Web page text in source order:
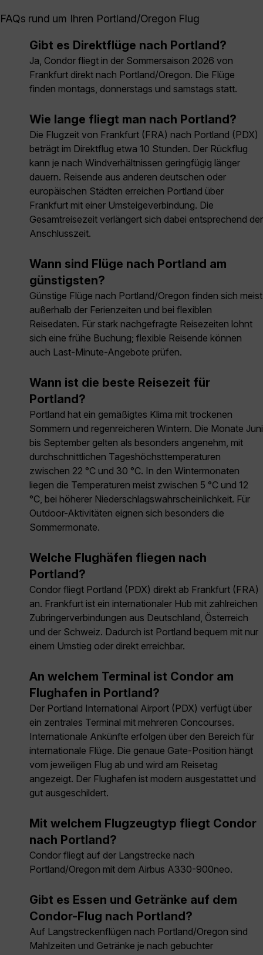
FAQs rund um Ihren Portland/Oregon Flug
Gibt es Direktflüge nach Portland?
Ja, Condor fliegt in der Sommersaison 2026 von
Frankfurt direkt nach Portland/Oregon. Die Flüge
finden montags, donnerstags und samstags statt.
Wie lange fliegt man nach Portland?
Die Flugzeit von Frankfurt (FRA) nach Portland (PDX)
beträgt im Direktflug etwa 10 Stunden. Der Rückflug
kann je nach Windverhältnissen geringfügig länger
dauern. Reisende aus anderen deutschen oder
europäischen Städten erreichen Portland über
Frankfurt mit einer Umsteigeverbindung. Die
Gesamtreisezeit verlängert sich dabei entsprechend der
Anschlusszeit.
Wann sind Flüge nach Portland am
günstigsten?
Günstige Flüge nach Portland/Oregon finden sich meist
außerhalb der Ferienzeiten und bei flexiblen
Reisedaten. Für stark nachgefragte Reisezeiten lohnt
sich eine frühe Buchung; flexible Reisende können
auch Last-Minute-Angebote prüfen.
Wann ist die beste Reisezeit für
Portland?
Portland hat ein gemäßigtes Klima mit trockenen
Sommern und regenreicheren Wintern. Die Monate Juni
bis September gelten als besonders angenehm, mit
durchschnittlichen Tageshöchsttemperaturen
zwischen 22 °C und 30 °C. In den Wintermonaten
liegen die Temperaturen meist zwischen 5 °C und 12
°C, bei höherer Niederschlagswahrscheinlichkeit. Für
Outdoor-Aktivitäten eignen sich besonders die
Sommermonate.
Welche Flughäfen fliegen nach
Portland?
Condor fliegt Portland (PDX) direkt ab Frankfurt (FRA)
an. Frankfurt ist ein internationaler Hub mit zahlreichen
Zubringerverbindungen aus Deutschland, Österreich
und der Schweiz. Dadurch ist Portland bequem mit nur
einem Umstieg oder direkt erreichbar.
An welchem Terminal ist Condor am
Flughafen in Portland?
Der Portland International Airport (PDX) verfügt über
ein zentrales Terminal mit mehreren Concourses.
Internationale Ankünfte erfolgen über den Bereich für
internationale Flüge. Die genaue Gate-Position hängt
vom jeweiligen Flug ab und wird am Reisetag
angezeigt. Der Flughafen ist modern ausgestattet und
gut ausgeschildert.
Mit welchem Flugzeugtyp fliegt Condor
nach Portland?
Condor fliegt auf der Langstrecke nach
Portland/Oregon mit dem Airbus A330-900neo.
Gibt es Essen und Getränke auf dem
Condor-Flug nach Portland?
Auf Langstreckenflügen nach Portland/Oregon sind
Mahlzeiten und Getränke je nach gebuchter